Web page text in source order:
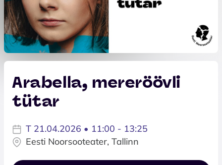
Arabella, mereröövli
tütar
T 21.04.2026 • 11:00 - 13:25
Eesti Noorsooteater, Tallinn